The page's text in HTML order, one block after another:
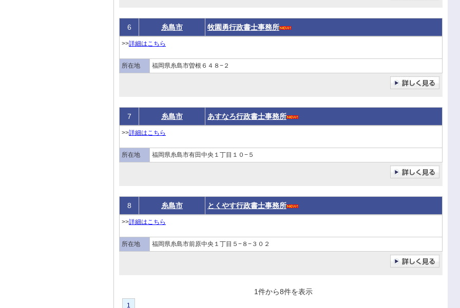
6 糸島市 牧園勇行政書士事務所
>>詳細はこちら
所在地 福岡県糸島市曽根６４８−２
7 糸島市 あすなろ行政書士事務所
>>詳細はこちら
所在地 福岡県糸島市有田中央１丁目１０−５
8 糸島市 とくやす行政書士事務所
>>詳細はこちら
所在地 福岡県糸島市前原中央１丁目５−８−３０２
1件から8件を表示
1